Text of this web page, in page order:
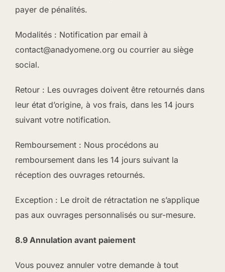
payer de pénalités.
Modalités : Notification par email à
contact@anadyomene.org ou courrier au siège
social.
Retour : Les ouvrages doivent être retournés dans
leur état d’origine, à vos frais, dans les 14 jours
suivant votre notification.
Remboursement : Nous procédons au
remboursement dans les 14 jours suivant la
réception des ouvrages retournés.
Exception : Le droit de rétractation ne s’applique
pas aux ouvrages personnalisés ou sur-mesure.
8.9 Annulation avant paiement
Vous pouvez annuler votre demande à tout